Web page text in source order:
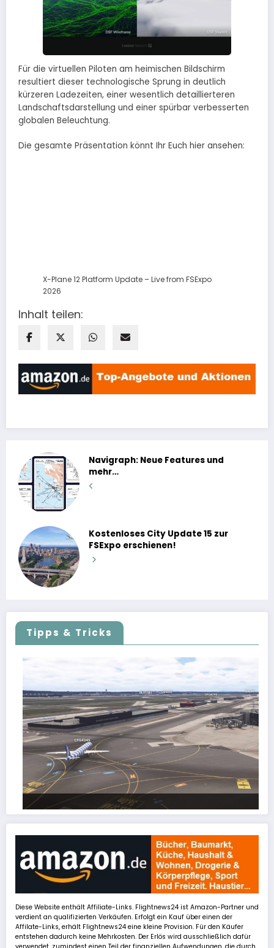
Für die virtuellen Piloten am heimischen Bildschirm
resultiert dieser technologische Sprung in deutlich
kürzeren Ladezeiten, einer wesentlich detaillierteren
Landschaftsdarstellung und einer spürbar verbesserten
globalen Beleuchtung.
Die gesamte Präsentation könnt Ihr Euch hier ansehen:
X-Plane 12 Platform Update – Live from FSExpo
2026
Inhalt teilen:
Navigraph: Neue Features und
mehr…
Kostenloses City Update 15 zur
FSExpo erschienen!
Tipps & Tricks
FSLTL Traffic: Tipps und Tricks, damit es klappt!
Diese Website enthält Affiliate-Links. Flightnews24 ist Amazon-Partner und
verdient an qualifizierten Verkäufen. Erfolgt ein Kauf über einen der
Affilate-Links, erhält Flightnews24 eine kleine Provision. Für den Käufer
entstehen dadurch keine Mehrkosten. Der Erlös wird ausschließlich dafür